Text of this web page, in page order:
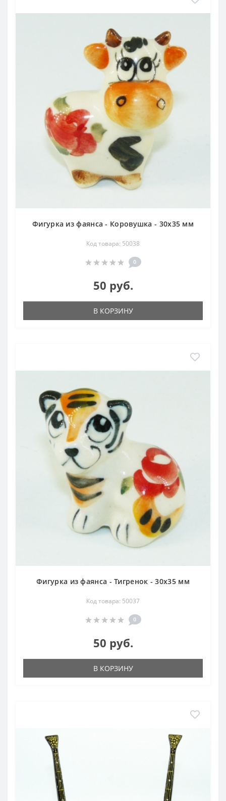
Фигурка из фаянса - Коровушка - 30х35 мм
Код товара: 50038
0
50 руб.
В КОРЗИНУ
Фигурка из фаянса - Тигренок - 30х35 мм
Код товара: 50037
0
50 руб.
В КОРЗИНУ